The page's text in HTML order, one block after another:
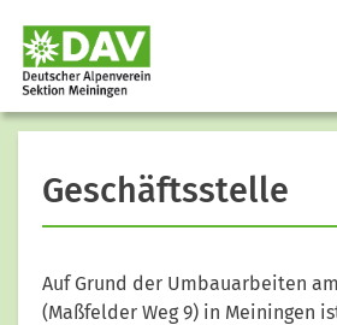
Geschäftsstelle
Auf Grund der Umbauarbeiten
(Maßfelder Weg 9) in Meiningen